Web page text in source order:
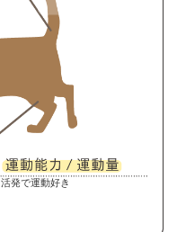
活発で運動好き